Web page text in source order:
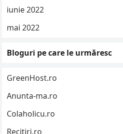
iunie 2022
mai 2022
Bloguri pe care le urmăresc
GreenHost.ro
Anunta-ma.ro
Colaholicu.ro
Recitiri.ro